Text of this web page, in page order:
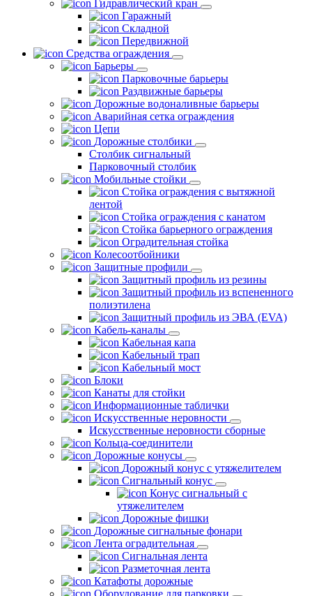
Гидравлический кран
Гаражный
Складной
Передвижной
Средства ограждения
Барьеры
Парковочные барьеры
Раздвижные барьеры
Дорожные водоналивные барьеры
Аварийная сетка ограждения
Цепи
Дорожные столбики
Столбик сигнальный
Парковочный столбик
Мобильные стойки
Стойка ограждения с вытяжной
лентой
Стойка ограждения с канатом
Стойка барьерного ограждения
Оградительная стойка
Колесоотбойники
Защитные профили
Защитный профиль из резины
Защитный профиль из вспененного
полиэтилена
Защитный профиль из ЭВА (EVA)
Кабель-каналы
Кабельная капа
Кабельный трап
Кабельный мост
Блоки
Канаты для стойки
Информационные таблички
Искусственные неровности
Искусственные неровности сборные
Кольца-соединители
Дорожные конусы
Дорожный конус с утяжелителем
Сигнальный конус
Конус сигнальный с
утяжелителем
Дорожные фишки
Дорожные сигнальные фонари
Лента оградительная
Сигнальная лента
Разметочная лента
Катафоты дорожные
Оборудование для парковки